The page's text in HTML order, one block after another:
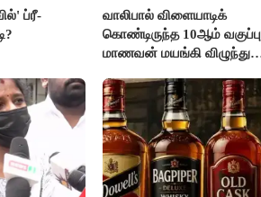
ப்ரீ-
வாலிபால் விளையாடிக்
கொண்டிருந்த 10ஆம் வகுப்பு
மாணவன் மயங்கி விழுந்து